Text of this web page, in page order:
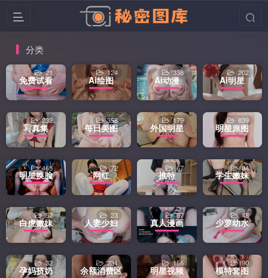
分类
免费试看
21
Ai绘图
124
Ai动漫
338
Ai明星
202
写真集
232
每日美图
358
外国明星
179
明星原图
839
明星换脸
465
网红
72
推特
67
学生嫩妹
84
白虎嫩妹
52
人妻少妇
23
真人漫画
67
少萝幼水
48
孕妈挤奶
32
余额消费区
231
明星视频
156
模特套图
90